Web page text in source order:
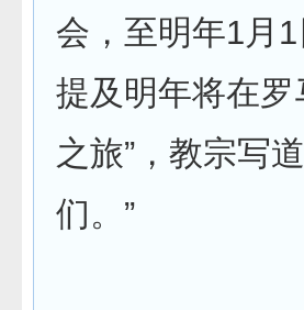
会，至明年1月
提及明年将在罗
之旅”，教宗写
们。”